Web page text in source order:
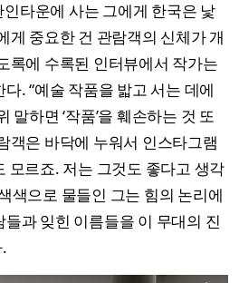
타운에 사는 그에게 한국은 낯
게 중요한 건 관람객의 신체가 개
록에 수록된 인터뷰에서 작가는
. “예술 작품을 밟고 서는 데에
말하면 ‘작품’을 훼손하는 것 또
객은 바닥에 누워서 인스타그램
모르죠. 저는 그것도 좋다고 생각
색으로 물들인 그는 힘의 논리에
과 잊힌 이름들을 이 무대의 진